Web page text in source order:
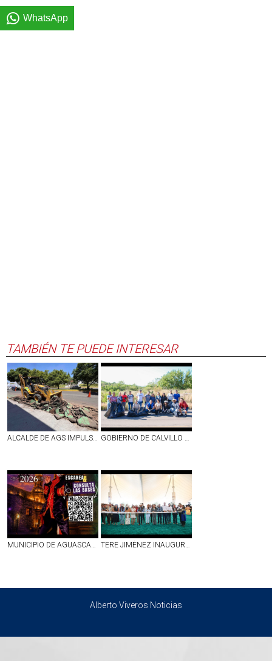
WhatsApp
TAMBIÉN TE PUEDE INTERESAR
ALCALDE DE AGS IMPULSA PROGRAMA DE REHABILITACIÓN DE CICLOVÍAS GOBIERNO DE CALVILLO LLEVÓ EL PROGRAMA ´SÁBADO EN TU COMUNIDAD´ A EL MAGUEY
MUNICIPIO DE AGUASCALIENTES ABRE CONVOCATORIA PARA EL ESPECTÁCULO «MITOS Y LEYENDAS 2026» TERE JIMÉNEZ INAUGURA LA FERIA INTERNACIONAL DEL CABALLO, QUE POR 10 DÍAS CONVERTIRÁ A AGUASCALIENTES EN LA CAPITAL ECUESTRE DE AMÉRICA
Alberto Viveros Noticias